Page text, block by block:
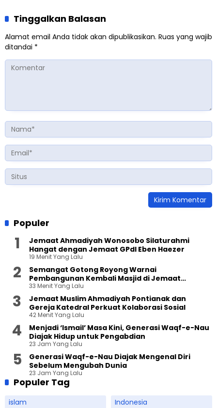
Tinggalkan Balasan
Alamat email Anda tidak akan dipublikasikan. Ruas yang wajib
ditandai *
Populer
Jemaat Ahmadiyah Wonosobo Silaturahmi
Hangat dengan Jemaat GPdI Eben Haezer
19 Menit Yang Lalu
Semangat Gotong Royong Warnai
Pembangunan Kembali Masjid di Jemaat
Ahmadiyah Sukapura
33 Menit Yang Lalu
Jemaat Muslim Ahmadiyah Pontianak dan
Gereja Katedral Perkuat Kolaborasi Sosial
42 Menit Yang Lalu
Menjadi ‘Ismail’ Masa Kini, Generasi Waqf-e-Nau
Diajak Hidup untuk Pengabdian
23 Jam Yang Lalu
Generasi Waqf-e-Nau Diajak Mengenal Diri
Sebelum Mengubah Dunia
23 Jam Yang Lalu
Populer Tag
islam
Indonesia